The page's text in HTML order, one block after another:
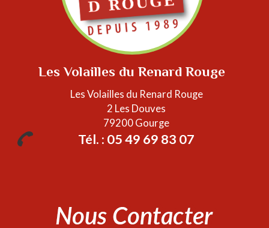
Les Volailles du Renard Rouge
Les Volailles du Renard Rouge
2 Les Douves
79200 Gourge
Tél. : 05 49 69 83 07